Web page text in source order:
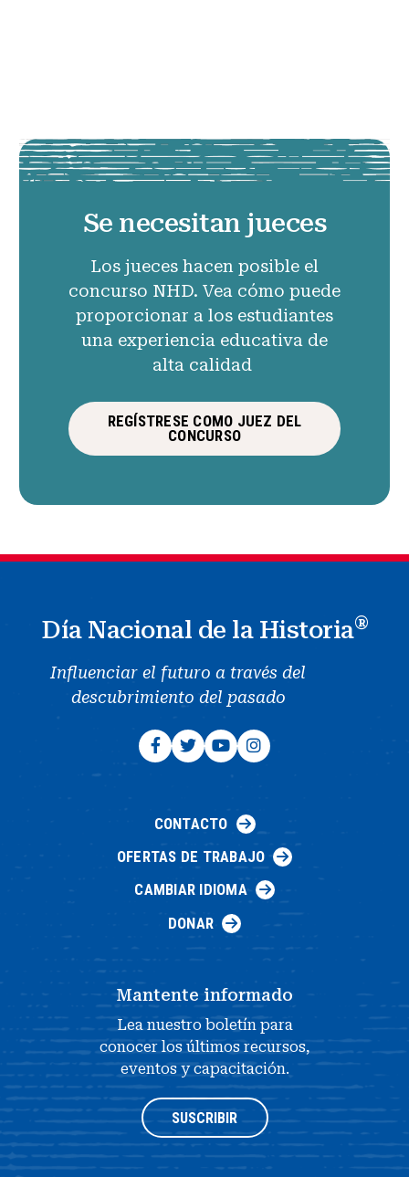
Se necesitan jueces
Los jueces hacen posible el
concurso NHD. Vea cómo puede
proporcionar a los estudiantes
una experiencia educativa de
alta calidad
REGÍSTRESE COMO JUEZ DEL
CONCURSO
Día Nacional de la Historia®
Influenciar el futuro a través del
descubrimiento del pasado
CONTACTO
OFERTAS DE TRABAJO
CAMBIAR IDIOMA
DONAR
Mantente informado
Lea nuestro boletín para
conocer los últimos recursos,
eventos y capacitación.
SUSCRIBIR